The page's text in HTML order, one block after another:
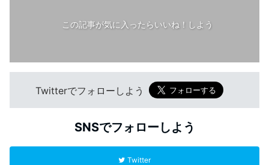
この記事が気に入ったらいいね！しよう
Twitterでフォローしよう
SNSでフォローしよう
Twitter